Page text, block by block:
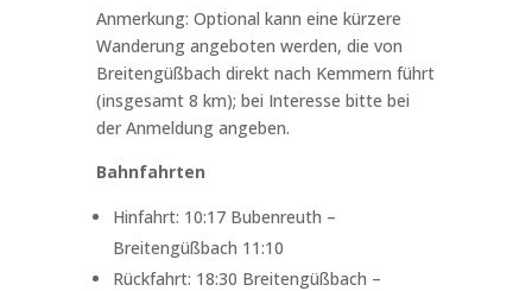
Anmerkung: Optional kann eine kürzere
Wanderung angeboten werden, die von
Breitengüßbach direkt nach Kemmern führt
(insgesamt 8 km); bei Interesse bitte bei
der Anmeldung angeben.
Bahnfahrten
Hinfahrt: 10:17 Bubenreuth –
Breitengüßbach 11:10
Rückfahrt: 18:30 Breitengüßbach –